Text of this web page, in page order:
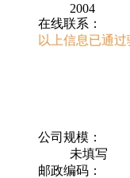
2004
在线联系：
以上信息已通过
公司规模：
未填写
邮政编码：